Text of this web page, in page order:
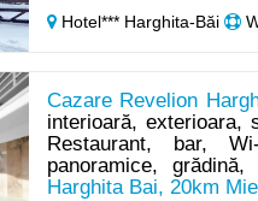
Hotel*** Harghita-Băi
Cazare Revelion
interioară, exterioara,
Restaurant, bar,
panoramice, grădină,
Harghita Bai, 20km